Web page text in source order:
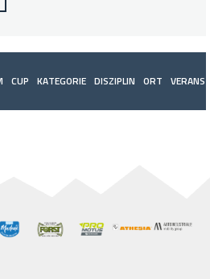
CUP KATEGORIE DISZIPLIN ORT